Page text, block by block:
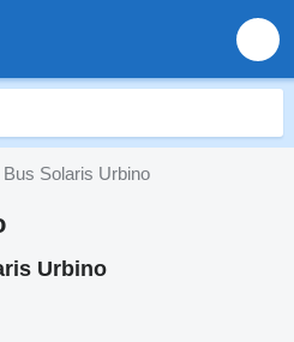
Bus Solaris Urbino
Urbino